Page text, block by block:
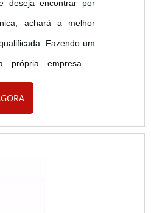
deseja encontrar por
achará a melhor
Fazendo um
própria empresa e
de atuação.Quando a
eletrônica, com os
SOBRE
T...